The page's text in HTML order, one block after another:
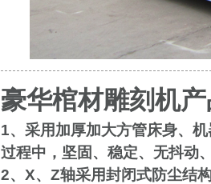
豪华棺材雕刻机
1、采用加厚加大方管床身、
过程中，坚固、稳定、无抖动
2、 X、 Z轴采用封闭式防尘结